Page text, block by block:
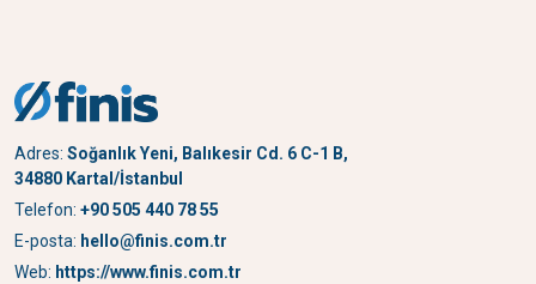
Adres: Soğanlık Yeni, Balıkesir Cd. 6 C-1 B,
34880 Kartal/İstanbul
Telefon: +90 505 440 78 55
E-posta: hello@finis.com.tr
Web: https://www.finis.com.tr